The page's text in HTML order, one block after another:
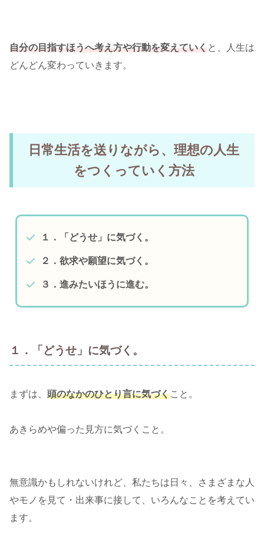
自分の目指すほうへ考え方や行動を変えていく と、人生は
どんどん変わっていきます。
日常生活を送りながら、理想の人生
をつくっていく方法
１．「どうせ」に気づく。
２．欲求や願望に気づく。
３．進みたいほうに進む。
１．「どうせ」に気づく。
まずは、 頭のなかのひとり言に気づくこと。
あきらめや偏った見方に気づくこと。
無意識かもしれないけれど、私たちは日々、さまざまな人
やモノを見て・出来事に接して、いろんなことを考えてい
ます。